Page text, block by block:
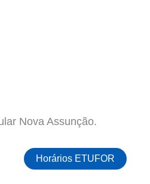
Nova Assunção.
Horários ETUFOR